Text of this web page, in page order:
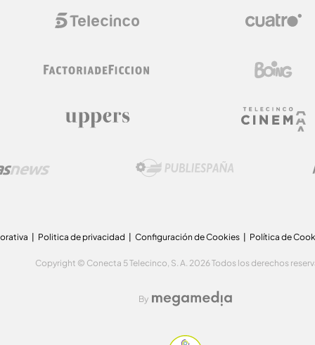
Politica de privacidad Configuración de Cookies Política de
Copyright © Conecta 5 Telecinco, S. A. 2026 Todos los derechos
By